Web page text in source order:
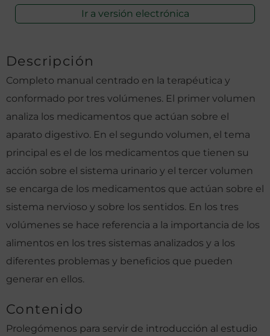
Ir a versión electrónica
Descripción
Completo manual centrado en la terapéutica y
conformado por tres volúmenes. El primer volumen
analiza los medicamentos que actúan sobre el
aparato digestivo. En el segundo volumen, el tema
principal es el de los medicamentos que tienen su
acción sobre el sistema urinario y el tercer volumen
se encarga de los medicamentos que actúan sobre el
sistema nervioso y sobre los sentidos. En los tres
volúmenes se hace referencia a la importancia de los
alimentos en los tres sistemas analizados y a los
diferentes problemas y beneficios que pueden
generar en ellos.
Contenido
Prolegómenos para servir de introducción al estudio